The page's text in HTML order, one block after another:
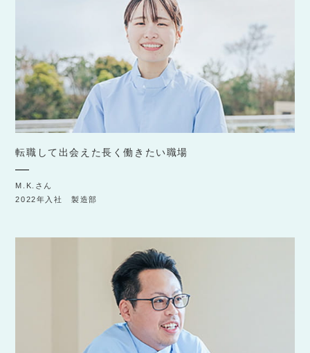
転職して出会えた長く働きたい職場
M.K.さん
2022年入社 製造部